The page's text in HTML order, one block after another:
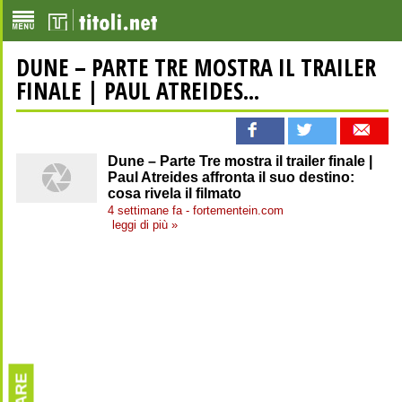
DUNE – PARTE TRE MOSTRA IL TRAILER
FINALE | PAUL ATREIDES...
Dune – Parte Tre mostra il trailer finale |
Paul Atreides affronta il suo destino:
cosa rivela il filmato
4 settimane fa - fortementein.com
leggi di più »